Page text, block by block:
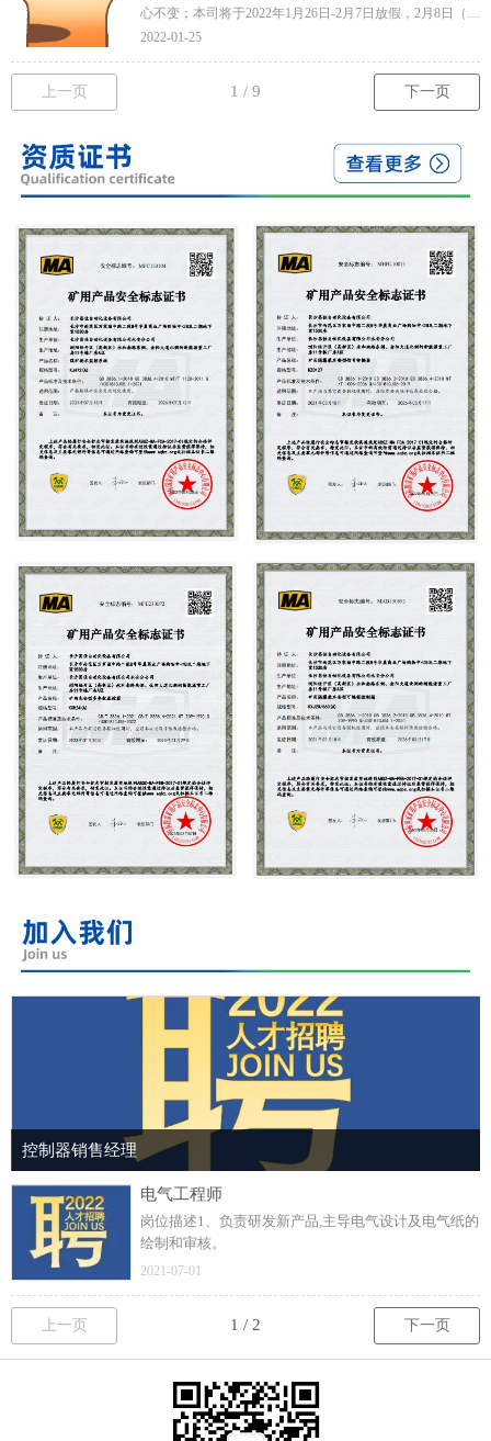
心不变；本司将于2022年1月26日-2月7日放假，2月8日（初
八）正式恢复生产新一年的钟声即将敲响，在此祝福大家
2022-01-25
上一页 下一页
控制器销售经理
电气工程师
岗位描述1、负责研发新产品,主导电气设计及电气纸的
绘制和审核。
2021-07-01
上一页 下一页